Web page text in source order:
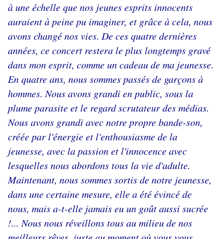
à une échelle que nos jeunes esprits innocents
auraient à peine pu imaginer, et grâce à cela, nous
avons changé nos vies. De ces quatre dernières
années, ce concert restera le plus longtemps gravé
dans mon esprit, comme un cadeau de ma jeunesse.
En quatre ans, nous sommes passés de garçons à
hommes. Nous avons grandi en public, sous la
plume parasite et le regard scrutateur des médias.
Nous avons grandi avec notre propre bande-son,
créée par l'énergie et l'enthousiasme de la
jeunesse, avec la passion et l'innocence avec
lesquelles nous abordons tous la vie d'adulte.
Maintenant, nous sommes sortis de notre jeunesse,
dans une certaine mesure, elle a été évincé de
nous, mais a-t-elle jamais eu un goût aussi sucrée
!... Nous nous réveillons tous au milieu de nos